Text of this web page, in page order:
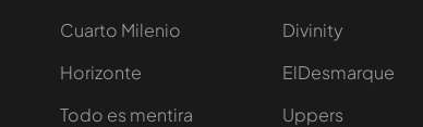
Cuarto Milenio
Horizonte
Todo es mentira
Divinity
ElDesmarque
Uppers